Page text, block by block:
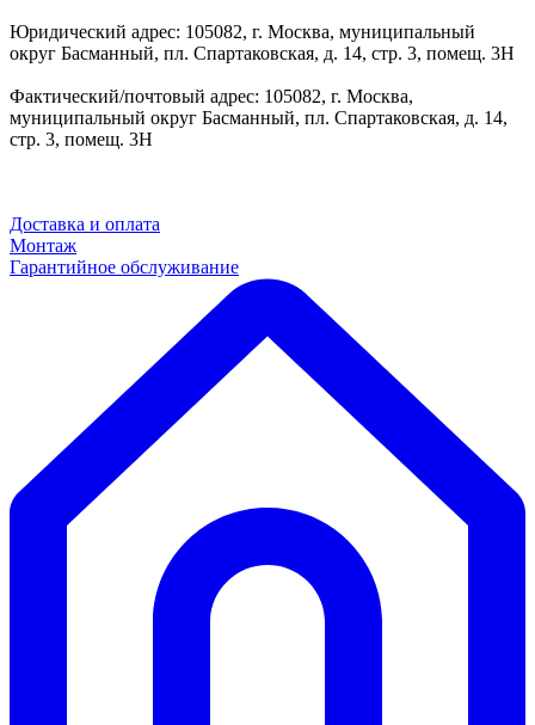
Юридический адрес: 105082, г. Москва, муниципальный
округ Басманный, пл. Спартаковская, д. 14, стр. 3, помещ. 3Н
Фактический/почтовый адрес: 105082, г. Москва,
муниципальный округ Басманный, пл. Спартаковская, д. 14,
стр. 3, помещ. 3Н
Доставка и оплата
Монтаж
Гарантийное обслуживание